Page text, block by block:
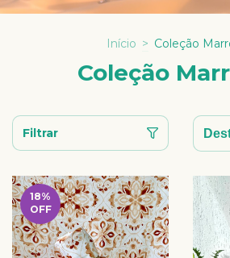
Início > Coleção
Coleção
Filtrar
18%
OFF